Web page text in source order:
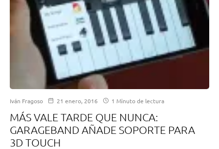
Iván Fragoso 21 enero, 2016 1 Minuto de lectura
MÁS VALE TARDE QUE NUNCA:
GARAGEBAND AÑADE SOPORTE PARA
3D TOUCH